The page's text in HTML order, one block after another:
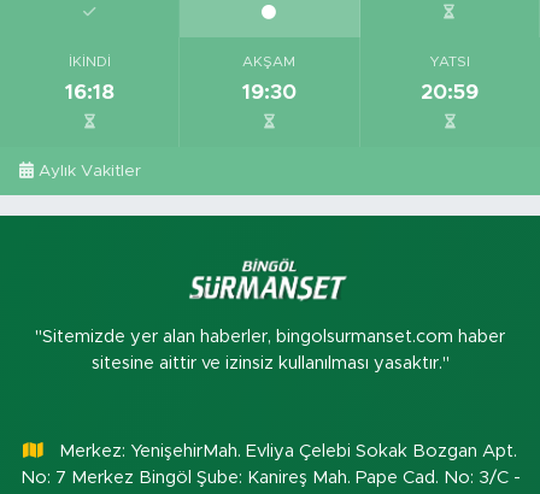
İKINDI
16:18
AKŞAM
19:30
YATSI
20:59
Aylık Vakitler
"Sitemizde yer alan haberler, bingolsurmanset.com haber
sitesine aittir ve izinsiz kullanılması yasaktır."
Merkez: YenişehirMah. Evliya Çelebi Sokak Bozgan Apt.
No: 7 Merkez Bingöl Şube: Kanireş Mah. Pape Cad. No: 3/C -